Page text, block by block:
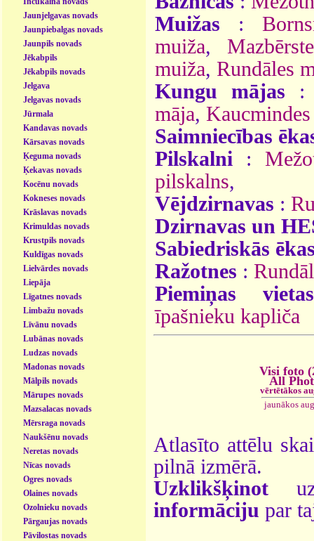
Jaunjelgavas novads
Jaunpiebalgas novads
Jaunpils novads
Jēkabpils
Jēkabpils novads
Jelgava
Jelgavas novads
Jūrmala
Kandavas novads
Kārsavas novads
Ķeguma novads
Ķekavas novads
Kocēnu novads
Kokneses novads
Krāslavas novads
Krimuldas novads
Krustpils novads
Kuldīgas novads
Lielvārdes novads
Liepāja
Līgatnes novads
Limbažu novads
Līvānu novads
Lubānas novads
Ludzas novads
Madonas novads
Mālpils novads
Mārupes novads
Mazsalacas novads
Mērsraga novads
Naukšēnu novads
Neretas novads
Nīcas novads
Ogres novads
Olaines novads
Ozolnieku novads
Pārgaujas novads
Pāvilostas novads
Muižas :
muiža,
muiža, Rundāles
Kungu mājas
māja,
Saimniecības
Pilskalni :
pilskalns,
Vējdzirnavas :
Dzirnavas un
Sabiedriskās
Ražotnes :
Piemiņas vietas
īpašnieku kapliča
Visi foto
All
vērtētākos
jaunākos
Atlasīto attēlu
pilnā izmērā.
Uzklikšķinot
informāciju par